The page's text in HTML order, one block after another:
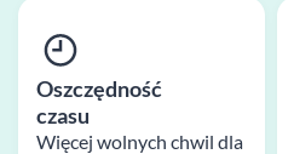
Oszczędność
czasu
Więcej wolnych chwil dla